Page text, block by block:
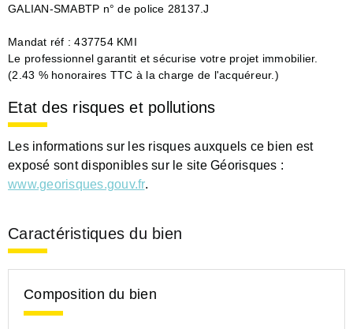
GALIAN-SMABTP n° de police 28137.J
Mandat réf : 437754 KMI
Le professionnel garantit et sécurise votre projet immobilier.
(2.43 % honoraires TTC à la charge de l'acquéreur.)
Etat des risques et pollutions
Les informations sur les risques auxquels ce bien est
exposé sont disponibles sur le site Géorisques :
www.georisques.gouv.fr.
Caractéristiques du bien
Composition du bien